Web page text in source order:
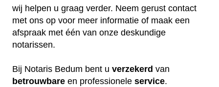
wij helpen u graag verder. Neem gerust contact
met ons op voor meer informatie of maak een
afspraak met één van onze deskundige
notarissen.
Bij Notaris Bedum bent u verzekerd van
betrouwbare en professionele service.